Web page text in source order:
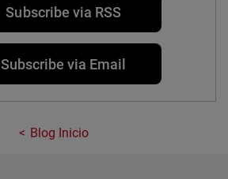
Subscribe via RSS
Subscribe via Email
Blog Inicio